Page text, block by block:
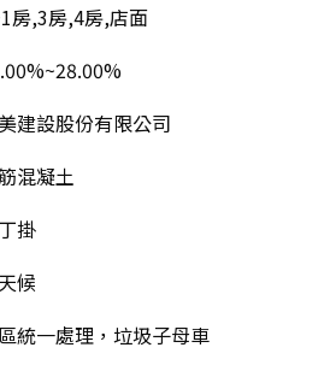
房,3房,4房,店面
建設股份有限公司
混凝土
掛
候
統一處理，垃圾子母車